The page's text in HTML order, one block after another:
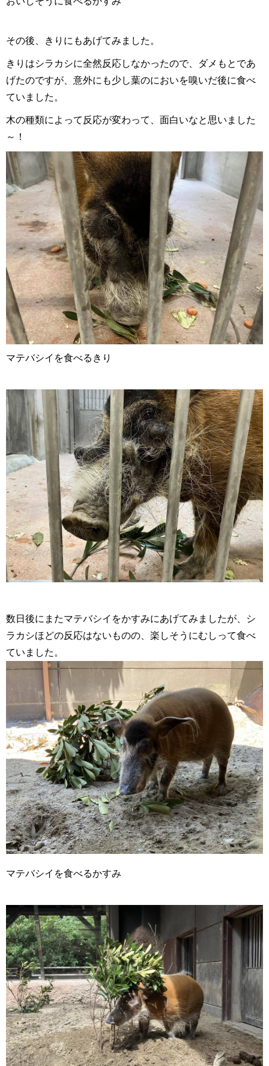
その後、きりにもあげてみました。
きりはシラカシに全然反応しなかったので、ダメもとであ
げたのですが、意外にも少し葉のにおいを嗅いだ後に食べ
ていました。
木の種類によって反応が変わって、面白いなと思いました
～！
マテバシイを食べるきり
数日後にまたマテバシイをかすみにあげてみましたが、シ
ラカシほどの反応はないものの、楽しそうにむしって食べ
ていました。
マテバシイを食べるかすみ